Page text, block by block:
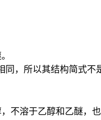
，所以其结构简式不
不溶于乙醇和乙醚，